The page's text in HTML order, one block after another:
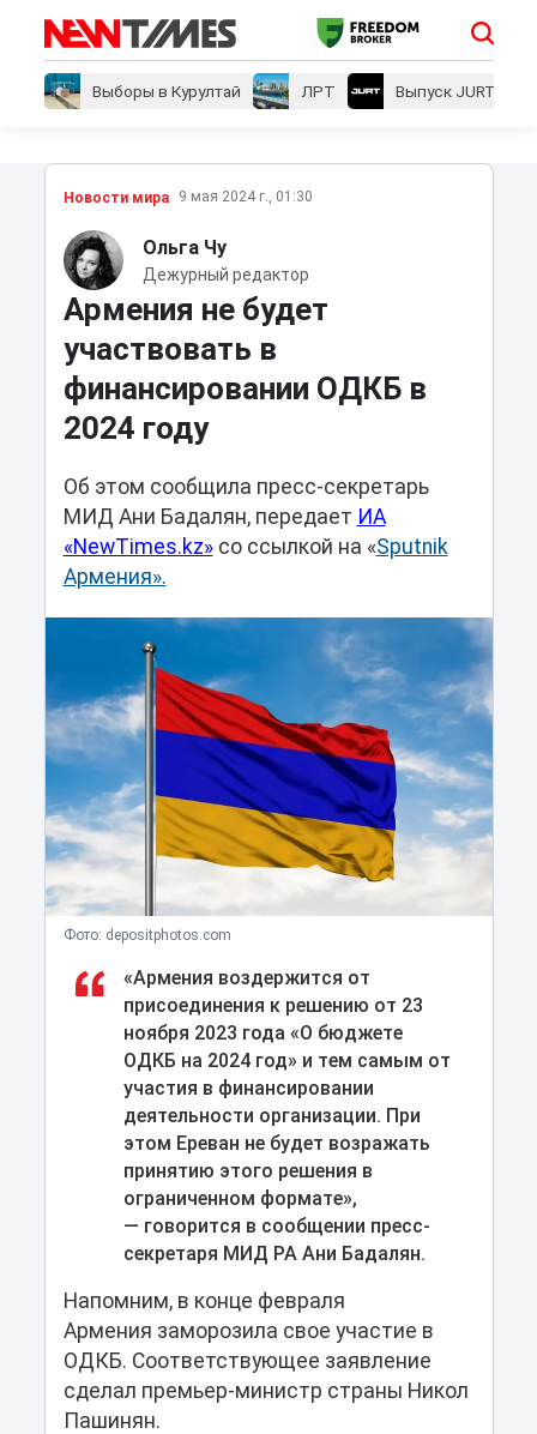
Выборы в Курултай ЛРТ Выпуск JURT
Новости мира 9 мая 2024 г., 01:30
Ольга Чу
Дежурный редактор
Армения не будет
участвовать в
финансировании ОДКБ в
2024 году
Об этом сообщила пресс-секретарь
МИД Ани Бадалян, передает ИА
«NewTimes.kz»со ссылкой на «Sputnik
Армения».
Фото: depositphotos.com
«Армения воздержится от
присоединения к решению от 23
ноября 2023 года «О бюджете
ОДКБ на 2024 год» и тем самым от
участия в финансировании
деятельности организации. При
этом Ереван не будет возражать
принятию этого решения в
ограниченном формате»,
— говорится в сообщении пресс-
секретаря МИД РА Ани Бадалян.
Напомним, в конце февраля
Армения заморозила свое участие в
ОДКБ. Соответствующее заявление
сделал премьер-министр страны Никол
Пашинян.